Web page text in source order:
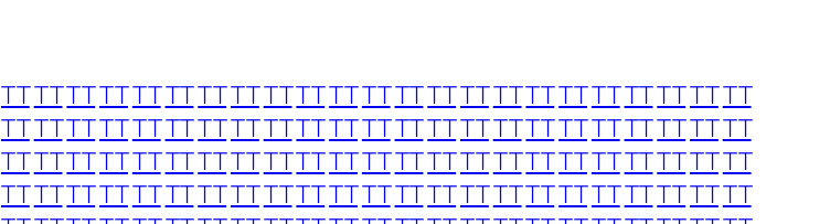
TTTTTTTTTTTTTTTTTTTTTTTTTTTTTTTTTTTTTTTTTTTTTT
TTTTTTTTTTTTTTTTTTTTTTTTTTTTTTTTTTTTTTTTTTTTTT
TTTTTTTTTTTTTTTTTTTTTTTTTTTTTTTTTTTTTTTTTTTTTT
TTTTTTTTTTTTTTTTTTTTTTTTTTTTTTTTTTTTTTTTTTTTTT